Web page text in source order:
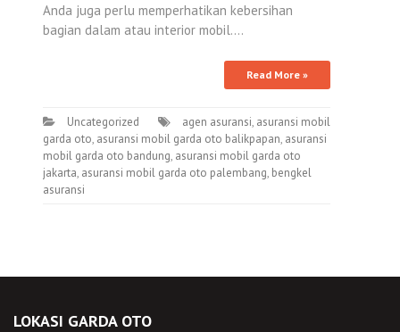
Anda juga perlu memperhatikan kebersihan
bagian dalam atau interior mobil.…
Read More »
Uncategorized agen asuransi, asuransi mobil
garda oto, asuransi mobil garda oto balikpapan, asuransi
mobil garda oto bandung, asuransi mobil garda oto
jakarta, asuransi mobil garda oto palembang, bengkel
asuransi
LOKASI GARDA OTO